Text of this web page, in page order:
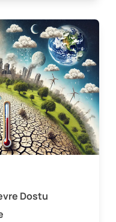
Dostu